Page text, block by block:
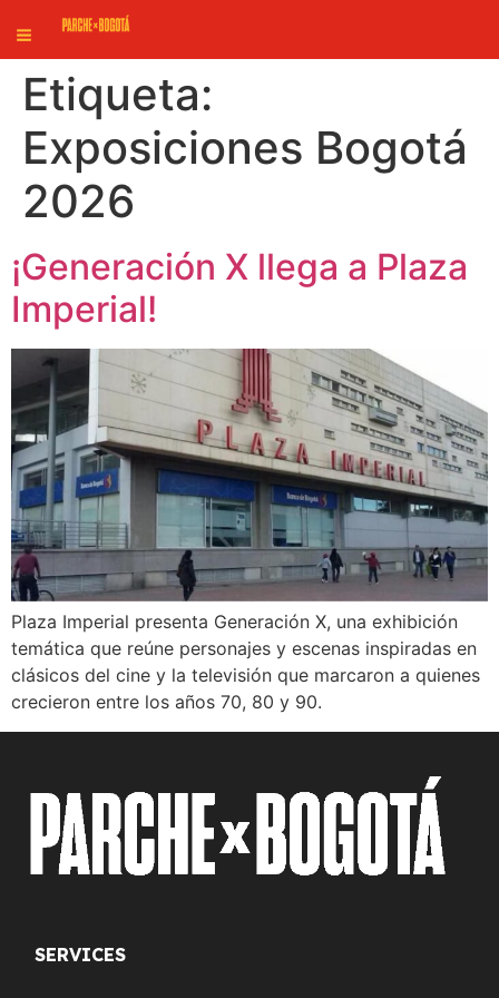
Etiqueta:
Exposiciones Bogotá
2026
¡Generación X llega a Plaza
Imperial!
Plaza Imperial presenta Generación X, una exhibición
temática que reúne personajes y escenas inspiradas en
clásicos del cine y la televisión que marcaron a quienes
crecieron entre los años 70, 80 y 90.
SERVICES